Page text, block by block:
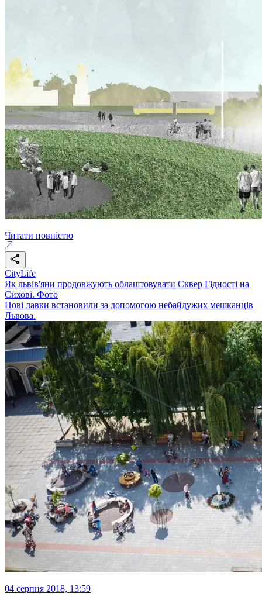
Читати повністю
CityLife
Як львів'яни продовжують облаштовувати Сквер Гідності на
Сихові. Фото
Нові лавки встановили за допомогою небайдужих мешканців
Львова.
04 серпня 2018, 13:59